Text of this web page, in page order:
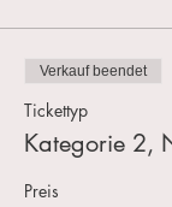
Verkauf beendet
Tickettyp
Kategorie 2,
Preis